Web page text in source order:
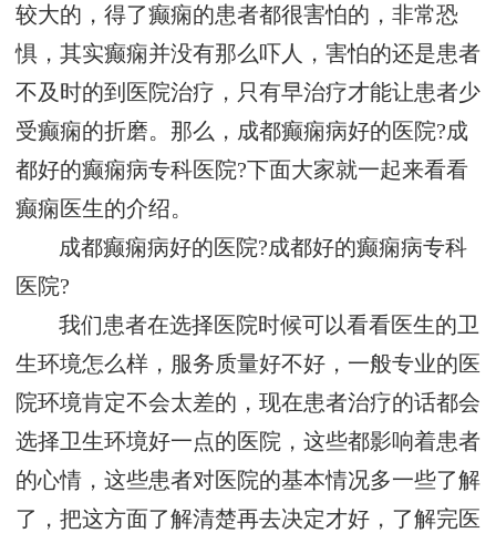
较大的，得了癫痫的患者都很害怕的，非常恐
惧，其实癫痫并没有那么吓人，害怕的还是患者
不及时的到医院治疗，只有早治疗才能让患者少
受癫痫的折磨。那么，成都癫痫病好的医院?成
都好的癫痫病专科医院?下面大家就一起来看看
癫痫医生的介绍。
成都癫痫病好的医院?成都好的癫痫病专科
医院?
我们患者在选择医院时候可以看看医生的卫
生环境怎么样，服务质量好不好，一般专业的医
院环境肯定不会太差的，现在患者治疗的话都会
选择卫生环境好一点的医院，这些都影响着患者
的心情，这些患者对医院的基本情况多一些了解
了，把这方面了解清楚再去决定才好，了解完医